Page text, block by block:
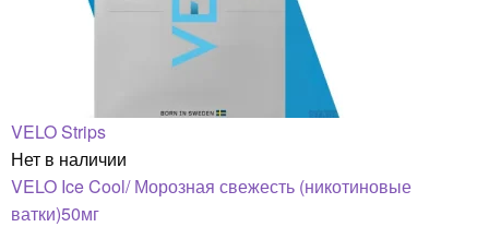
VELO Strips
Нет в наличии
VELO Ice Cool/ Морозная свежесть (никотиновые
ватки)50мг